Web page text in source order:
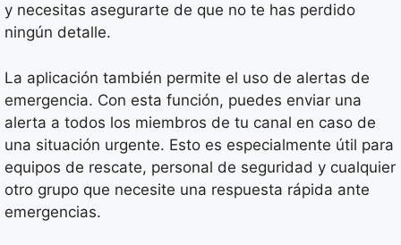
y necesitas asegurarte de que no te has perdido
ningún detalle.
La aplicación también permite el uso de alertas de
emergencia. Con esta función, puedes enviar una
alerta a todos los miembros de tu canal en caso de
una situación urgente. Esto es especialmente útil para
equipos de rescate, personal de seguridad y cualquier
otro grupo que necesite una respuesta rápida ante
emergencias.